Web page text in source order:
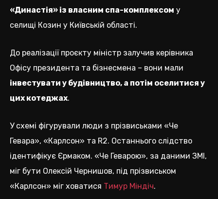
«Династія» із власним спа-комплексом у
селищі Козин у Київській області.
До реалізації проєкту міністр залучив керівника
Офісу президента та бізнесмена – вони мали
інвестувати у будівництво, а потім оселитися у
цих котеджах.
У схемі фігурували люди з прізвиськами «Че
Гевара», «Карлсон» та R2. Останнього слідство
ідентифікує Єрмаком. «Че Геварою», за даними ЗМІ,
міг бути Олексій Чернишов, під прізвиськом
«Карлсон» міг ховатися Тимур Міндіч.